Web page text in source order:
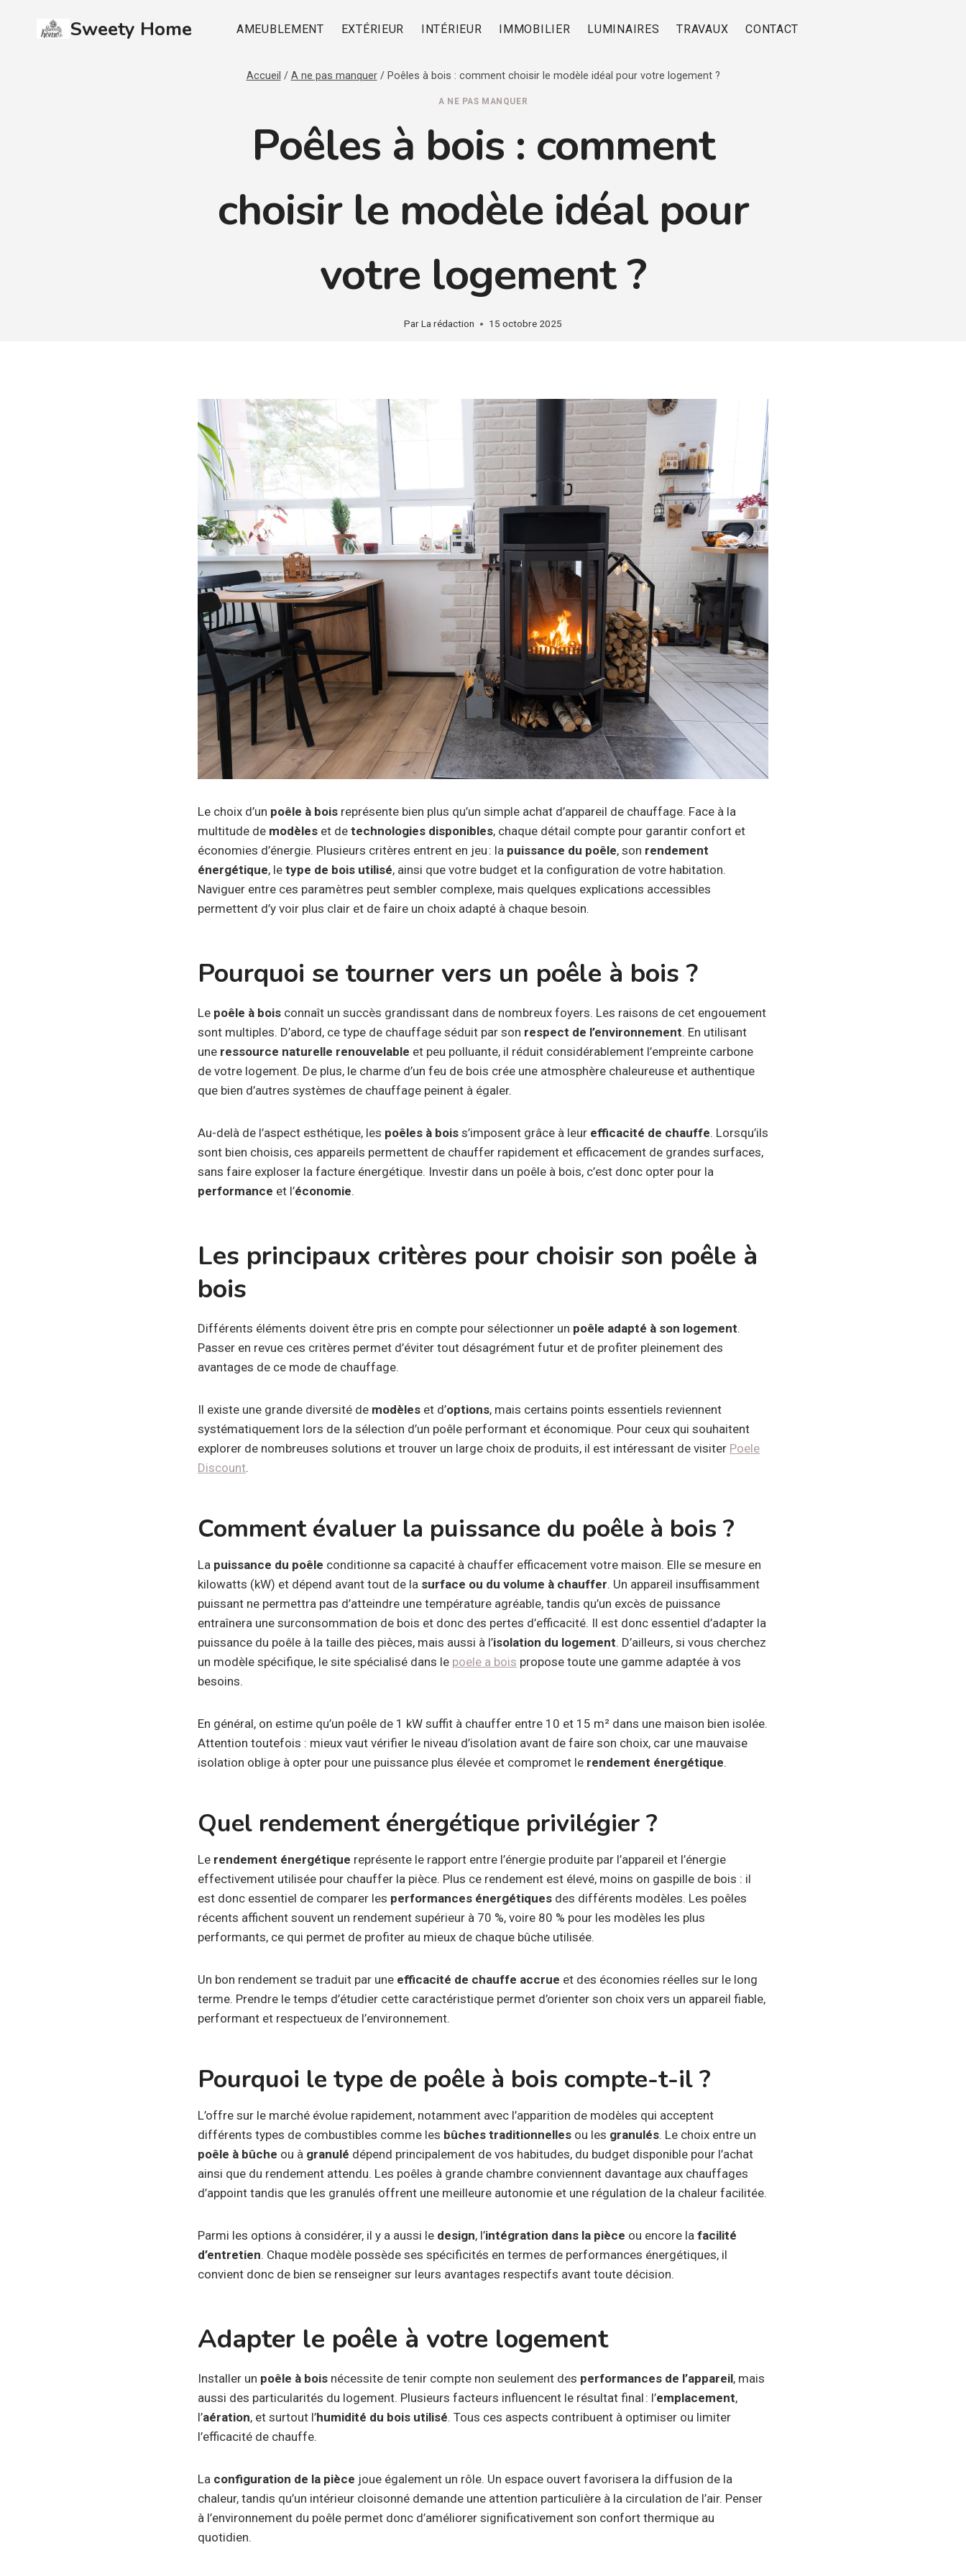
Sweety Home AMEUBLEMENT EXTÉRIEUR INTÉRIEUR IMMOBILIER LUMINAIRES TRAVAUX CONTACT
Accueil / A ne pas manquer / Poêles à bois : comment choisir le modèle idéal pour votre logement ?
A NE PAS MANQUER
Poêles à bois : comment
choisir le modèle idéal pour
votre logement ?
ParLa rédaction 15 octobre 2025
Le choix d’un poêle à bois représente bien plus qu’un simple achat d’appareil de chauffage. Face à la
multitude de modèles et de technologies disponibles, chaque détail compte pour garantir confort et
économies d’énergie. Plusieurs critères entrent en jeu : la puissance du poêle, son rendement
énergétique, le type de bois utilisé, ainsi que votre budget et la configuration de votre habitation.
Naviguer entre ces paramètres peut sembler complexe, mais quelques explications accessibles
permettent d’y voir plus clair et de faire un choix adapté à chaque besoin.
Pourquoi se tourner vers un poêle à bois ?
Le poêle à bois connaît un succès grandissant dans de nombreux foyers. Les raisons de cet engouement
sont multiples. D’abord, ce type de chauffage séduit par son respect de l’environnement. En utilisant
une ressource naturelle renouvelable et peu polluante, il réduit considérablement l’empreinte carbone
de votre logement. De plus, le charme d’un feu de bois crée une atmosphère chaleureuse et authentique
que bien d’autres systèmes de chauffage peinent à égaler.
Au-delà de l’aspect esthétique, les poêles à bois s’imposent grâce à leur efficacité de chauffe. Lorsqu’ils
sont bien choisis, ces appareils permettent de chauffer rapidement et efficacement de grandes surfaces,
sans faire exploser la facture énergétique. Investir dans un poêle à bois, c’est donc opter pour la
performance et l’économie.
Les principaux critères pour choisir son poêle à
bois
Différents éléments doivent être pris en compte pour sélectionner un poêle adapté à son logement.
Passer en revue ces critères permet d’éviter tout désagrément futur et de profiter pleinement des
avantages de ce mode de chauffage.
Il existe une grande diversité de modèles et d’options, mais certains points essentiels reviennent
systématiquement lors de la sélection d’un poêle performant et économique. Pour ceux qui souhaitent
explorer de nombreuses solutions et trouver un large choix de produits, il est intéressant de visiter Poele
Discount.
Comment évaluer la puissance du poêle à bois ?
La puissance du poêle conditionne sa capacité à chauffer efficacement votre maison. Elle se mesure en
kilowatts (kW) et dépend avant tout de la surface ou du volume à chauffer. Un appareil insuffisamment
puissant ne permettra pas d’atteindre une température agréable, tandis qu’un excès de puissance
entraînera une surconsommation de bois et donc des pertes d’efficacité. Il est donc essentiel d’adapter la
puissance du poêle à la taille des pièces, mais aussi à l’isolation du logement. D’ailleurs, si vous cherchez
un modèle spécifique, le site spécialisé dans le poele a bois propose toute une gamme adaptée à vos
besoins.
En général, on estime qu’un poêle de 1 kW suffit à chauffer entre 10 et 15 m² dans une maison bien isolée.
Attention toutefois : mieux vaut vérifier le niveau d’isolation avant de faire son choix, car une mauvaise
isolation oblige à opter pour une puissance plus élevée et compromet le rendement énergétique.
Quel rendement énergétique privilégier ?
Le rendement énergétique représente le rapport entre l’énergie produite par l’appareil et l’énergie
effectivement utilisée pour chauffer la pièce. Plus ce rendement est élevé, moins on gaspille de bois : il
est donc essentiel de comparer les performances énergétiques des différents modèles. Les poêles
récents affichent souvent un rendement supérieur à 70 %, voire 80 % pour les modèles les plus
performants, ce qui permet de profiter au mieux de chaque bûche utilisée.
Un bon rendement se traduit par une efficacité de chauffe accrue et des économies réelles sur le long
terme. Prendre le temps d’étudier cette caractéristique permet d’orienter son choix vers un appareil fiable,
performant et respectueux de l’environnement.
Pourquoi le type de poêle à bois compte-t-il ?
L’offre sur le marché évolue rapidement, notamment avec l’apparition de modèles qui acceptent
différents types de combustibles comme les bûches traditionnelles ou les granulés. Le choix entre un
poêle à bûche ou à granulé dépend principalement de vos habitudes, du budget disponible pour l’achat
ainsi que du rendement attendu. Les poêles à grande chambre conviennent davantage aux chauffages
d’appoint tandis que les granulés offrent une meilleure autonomie et une régulation de la chaleur facilitée.
Parmi les options à considérer, il y a aussi le design, l’intégration dans la pièce ou encore la facilité
d’entretien. Chaque modèle possède ses spécificités en termes de performances énergétiques, il
convient donc de bien se renseigner sur leurs avantages respectifs avant toute décision.
Adapter le poêle à votre logement
Installer un poêle à bois nécessite de tenir compte non seulement des performances de l’appareil, mais
aussi des particularités du logement. Plusieurs facteurs influencent le résultat final : l’emplacement,
l’aération, et surtout l’humidité du bois utilisé. Tous ces aspects contribuent à optimiser ou limiter
l’efficacité de chauffe.
La configuration de la pièce joue également un rôle. Un espace ouvert favorisera la diffusion de la
chaleur, tandis qu’un intérieur cloisonné demande une attention particulière à la circulation de l’air. Penser
à l’environnement du poêle permet donc d’améliorer significativement son confort thermique au
quotidien.